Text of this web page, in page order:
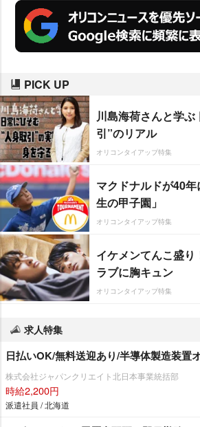
PICK UP
川島海荷さんと学
引”のリアル
オリコンタイアップ特集
マクドナルドが40
生の甲子園」
オリコンタイアップ特集
イケメンてんこ盛
ラブに胸キュン
オリコンタイアップ特集
求人特集
日払いOK/無料送迎あり/半導体製造装置
株式会社ジャパンクリエイト北日本事業統括部
時給2,200円
派遣社員 / 北海道